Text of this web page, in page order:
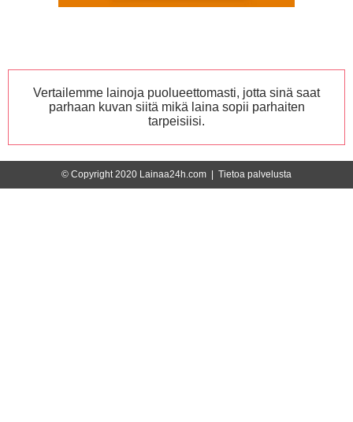
Vertailemme lainoja puolueettomasti, jotta sinä saat
parhaan kuvan siitä mikä laina sopii parhaiten
tarpeisiisi.
© Copyright 2020 Lainaa24h.com | Tietoa palvelusta